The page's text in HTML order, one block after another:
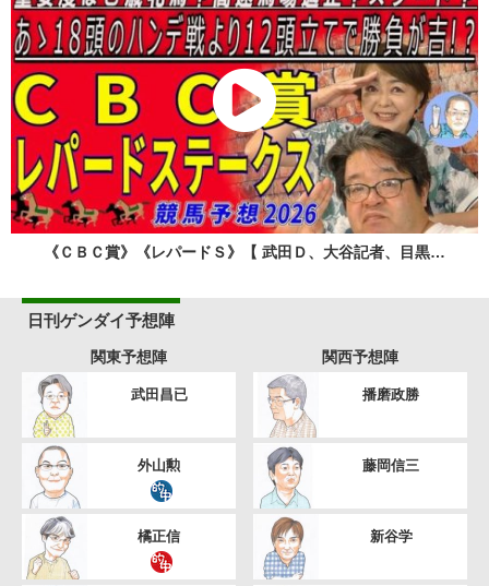
《ＣＢＣ賞》《レパードＳ》【 武田Ｄ、大谷記者、目黒…
日刊ゲンダイ予想陣
関東予想陣
武田昌已
外山勲
橘正信
関西予想陣
播磨政勝
藤岡信三
新谷学